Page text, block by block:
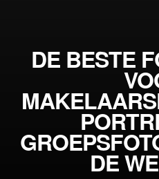
DE BESTE
DE